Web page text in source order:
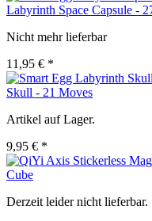
Labyrinth Space Capsule -
Nicht mehr lieferbar
11,95 € *
Skull - 21 Moves
Artikel auf Lager.
9,95 € *
Cube
Derzeit leider nicht lieferbar.